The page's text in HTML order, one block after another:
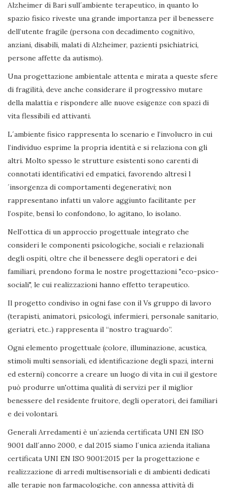
Alzheimer di Bari sull´ambiente terapeutico, in quanto lo
spazio fisico riveste una grande importanza per il benessere
dell’utente fragile (persona con decadimento cognitivo,
anziani, disabili, malati di Alzheimer, pazienti psichiatrici,
persone affette da autismo).
Una progettazione ambientale attenta e mirata a queste sfere
di fragilità, deve anche considerare il progressivo mutare
della malattia e rispondere alle nuove esigenze con spazi di
vita flessibili ed attivanti.
L´ambiente fisico rappresenta lo scenario e l’involucro in cui
l’individuo esprime la propria identità e si relaziona con gli
altri. Molto spesso le strutture esistenti sono carenti di
connotati identificativi ed empatici, favorendo altresì l
´insorgenza di comportamenti degenerativi; non
rappresentano infatti un valore aggiunto facilitante per
l’ospite, bensì lo confondono, lo agitano, lo isolano.
Nell’ottica di un approccio progettuale integrato che
consideri le componenti psicologiche, sociali e relazionali
degli ospiti, oltre che il benessere degli operatori e dei
familiari, prendono forma le nostre progettazioni "eco-psico-
sociali", le cui realizzazioni hanno effetto terapeutico.
Il progetto condiviso in ogni fase con il Vs gruppo di lavoro
(terapisti, animatori, psicologi, infermieri, personale sanitario,
geriatri, etc..) rappresenta il “nostro traguardo”.
Ogni elemento progettuale (colore, illuminazione, acustica,
stimoli multi sensoriali, ed identificazione degli spazi, interni
ed esterni) concorre a creare un luogo di vita in cui il gestore
può produrre un'ottima qualità di servizi per il miglior
benessere del residente fruitore, degli operatori, dei familiari
e dei volontari.
Generali Arredamenti è un´azienda certificata UNI EN ISO
9001 dall´anno 2000, e dal 2015 siamo l´unica azienda italiana
certificata UNI EN ISO 9001:2015 per la progettazione e
realizzazione di arredi multisensoriali e di ambienti dedicati
alle terapie non farmacologiche, con annessa attività di